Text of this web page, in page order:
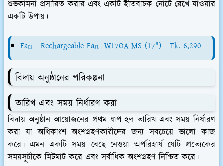
শুভকামনা প্রসারিত করার এবং একটি ইতিবাচক নোটে রেখে যাওয়ার
একটি উপায়।
Fan - Rechargeable Fan -W17OA-MS (17") - Tk. 6,290
বিদায় অনুষ্ঠানের পরিকল্পনা
তারিখ এবং সময় নির্ধারণ করা
বিদায় অনুষ্ঠান আয়োজনের প্রথম ধাপ হল তারিখ এবং সময় নির্ধারণ
করা যা অধিকাংশ অংশগ্রহণকারীদের জন্য সবচেয়ে ভালো কাজ
করে। এমন একটি সময় বেছে নেওয়া অপরিহার্য যেটি প্রত্যেকের
সময়সূচীকে মিটমাট করে এবং সর্বাধিক অংশগ্রহণ নিশ্চিত করে।